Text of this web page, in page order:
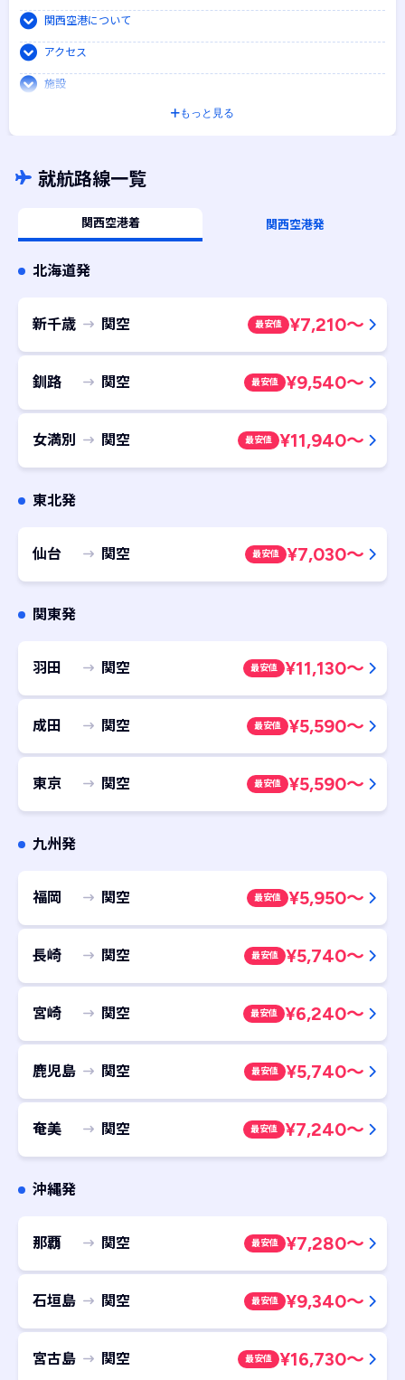
関西空港について
アクセス
施設
もっと見る
就航路線一覧
関西空港着 関西空港発
北海道発
新千歳 関空 最安値 ¥7,210～
釧路 関空 最安値 ¥9,540～
女満別 関空 最安値 ¥11,940～
東北発
仙台 関空 最安値 ¥7,030～
関東発
羽田 関空 最安値 ¥11,130～
成田 関空 最安値 ¥5,590～
東京 関空 最安値 ¥5,590～
九州発
福岡 関空 最安値 ¥5,950～
長崎 関空 最安値 ¥5,740～
宮崎 関空 最安値 ¥6,240～
鹿児島 関空 最安値 ¥5,740～
奄美 関空 最安値 ¥7,240～
沖縄発
那覇 関空 最安値 ¥7,280～
石垣島 関空 最安値 ¥9,340～
宮古島 関空 最安値 ¥16,730～